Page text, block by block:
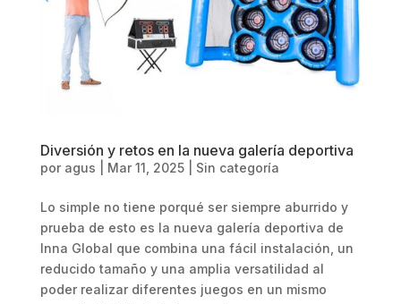
Diversión y retos en la nueva galería deportiva
por agus Mar 11, 2025| Sin categoría
Lo simple no tiene porqué ser siempre aburrido y
prueba de esto es la nueva galería deportiva de
Inna Global que combina una fácil instalación, un
reducido tamaño y una amplia versatilidad al
poder realizar diferentes juegos en un mismo